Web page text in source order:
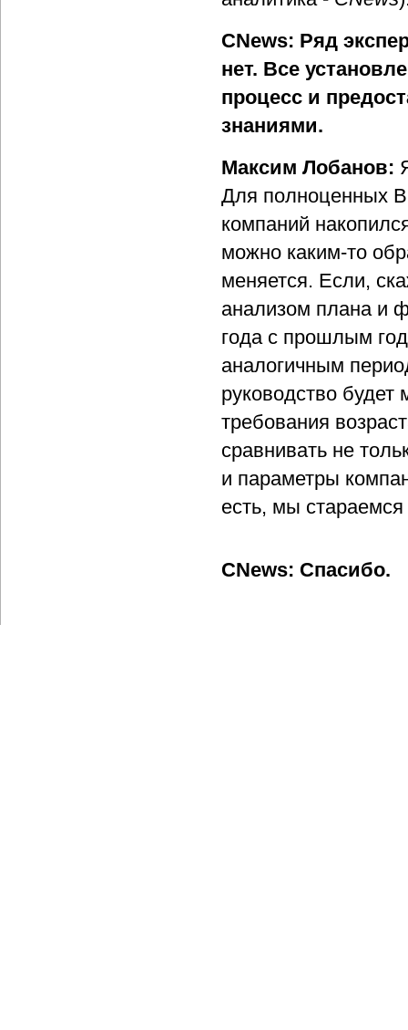
CNews: Ряд
нет. Все
процесс и
знаниями.
Максим Лобанов:
Для полноценных
компаний
можно каким-то
меняется. Если,
анализом плана и
года с прошлым
аналогичным
руководство
требования
сравнивать не
и параметры
есть, мы
CNews: Спасибо.